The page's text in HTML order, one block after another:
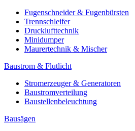
Fugenschneider & Fugenbürsten
Trennschleifer
Drucklufttechnik
Minidumper
Maurertechnik & Mischer
Baustrom & Flutlicht
Stromerzeuger & Generatoren
Baustromverteilung
Baustellenbeleuchtung
Bausägen